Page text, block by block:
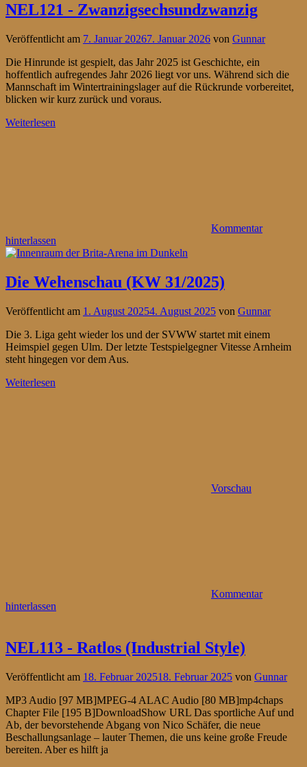
NEL121 - Zwanzigsechsundzwanzig
Veröffentlicht am 7. Januar 20267. Januar 2026 von Gunnar
Die Hinrunde ist gespielt, das Jahr 2025 ist Geschichte, ein
hoffentlich aufregendes Jahr 2026 liegt vor uns. Während sich die
Mannschaft im Wintertrainingslager auf die Rückrunde vorbereitet,
blicken wir kurz zurück und voraus.
Weiterlesen
Kommentar
hinterlassen
Die Wehenschau (KW 31/2025)
Veröffentlicht am 1. August 20254. August 2025 von Gunnar
Die 3. Liga geht wieder los und der SVWW startet mit einem
Heimspiel gegen Ulm. Der letzte Testspielgegner Vitesse Arnheim
steht hingegen vor dem Aus.
Weiterlesen
Vorschau
Kommentar
hinterlassen
NEL113 - Ratlos (Industrial Style)
Veröffentlicht am 18. Februar 202518. Februar 2025 von Gunnar
MP3 Audio [97 MB]MPEG-4 ALAC Audio [80 MB]mp4chaps
Chapter File [195 B]DownloadShow URL Das sportliche Auf und
Ab, der bevorstehende Abgang von Nico Schäfer, die neue
Beschallungsanlage – lauter Themen, die uns keine große Freude
bereiten. Aber es hilft ja